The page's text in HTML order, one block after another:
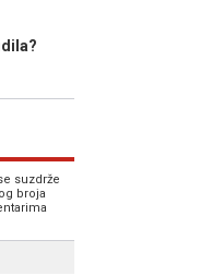
suzdrže
broja